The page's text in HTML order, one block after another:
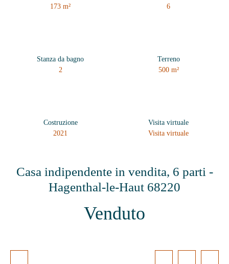
173m²
6
Stanza da bagno
2
Terreno
500 m²
Costruzione
2021
Visita virtuale
Visita virtuale
Casa indipendente in vendita, 6 parti -
Hagenthal-le-Haut 68220
Venduto